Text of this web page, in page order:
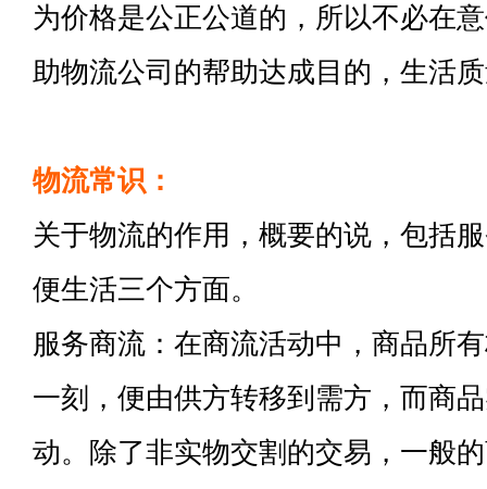
为价格是公正公道的，所以不必在
助物流公司的帮助达成目的，生活
物流常识：
关于物流的作用，概要的说，包括
便生活三个方面。
服务商流：在商流活动中，商品所
一刻，便由供方转移到需方，而商
动。除了非实物交割的交易，一般